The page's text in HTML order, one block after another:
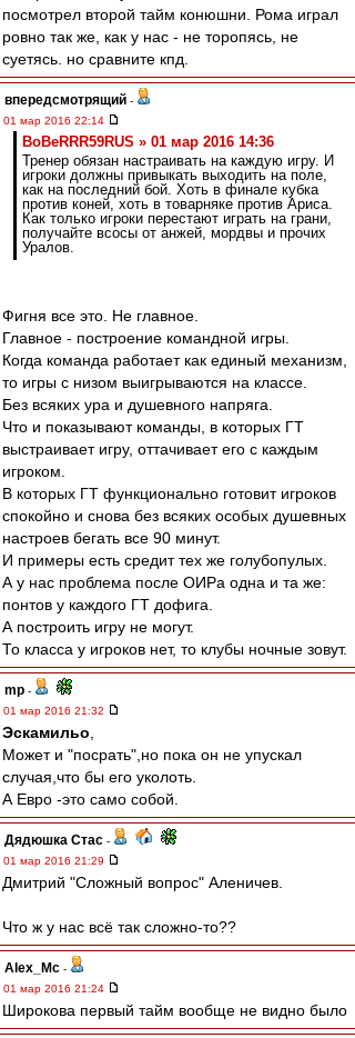
посмотрел второй тайм конюшни. Рома играл
ровно так же, как у нас - не торопясь, не
суетясь. но сравните кпд.
впередсмотрящий -
01 мар 2016 22:14
BoBeRRR59RUS » 01 мар 2016 14:36
Тренер обязан настраивать на каждую игру. И
игроки должны привыкать выходить на поле,
как на последний бой. Хоть в финале кубка
против коней, хоть в товарняке против Ариса.
Как только игроки перестают играть на грани,
получайте всосы от анжей, мордвы и прочих
Уралов.
Фигня все это. Не главное.
Главное - построение командной игры.
Когда команда работает как единый механизм,
то игры с низом выигрываются на классе.
Без всяких ура и душевного напряга.
Что и показывают команды, в которых ГТ
выстраивает игру, оттачивает его с каждым
игроком.
В которых ГТ функционально готовит игроков
спокойно и снова без всяких особых душевных
настроев бегать все 90 минут.
И примеры есть средит тех же голубопулых.
А у нас проблема после ОИРа одна и та же:
понтов у каждого ГТ дофига.
А построить игру не могут.
То класса у игроков нет, то клубы ночные зовут.
mp -
01 мар 2016 21:32
Эскамильо
Может и "посрать",но пока он не упускал
случая,что бы его уколоть.
А Евро -это само собой.
Дядюшка Стас -
01 мар 2016 21:29
Дмитрий "Сложный вопрос" Аленичев.
Что ж у нас всё так сложно-то??
Alex_Mc -
01 мар 2016 21:24
Широкова первый тайм вообще не видно было